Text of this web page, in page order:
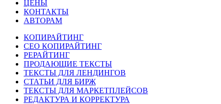
ЦЕНЫ
КОНТАКТЫ
АВТОРАМ
КОПИРАЙТИНГ
СЕО КОПИРАЙТИНГ
РЕРАЙТИНГ
ПРОДАЮЩИЕ ТЕКСТЫ
ТЕКСТЫ ДЛЯ ЛЕНДИНГОВ
СТАТЬИ ДЛЯ БИРЖ
ТЕКСТЫ ДЛЯ МАРКЕТПЛЕЙСОВ
РЕДАКТУРА И КОРРЕКТУРА